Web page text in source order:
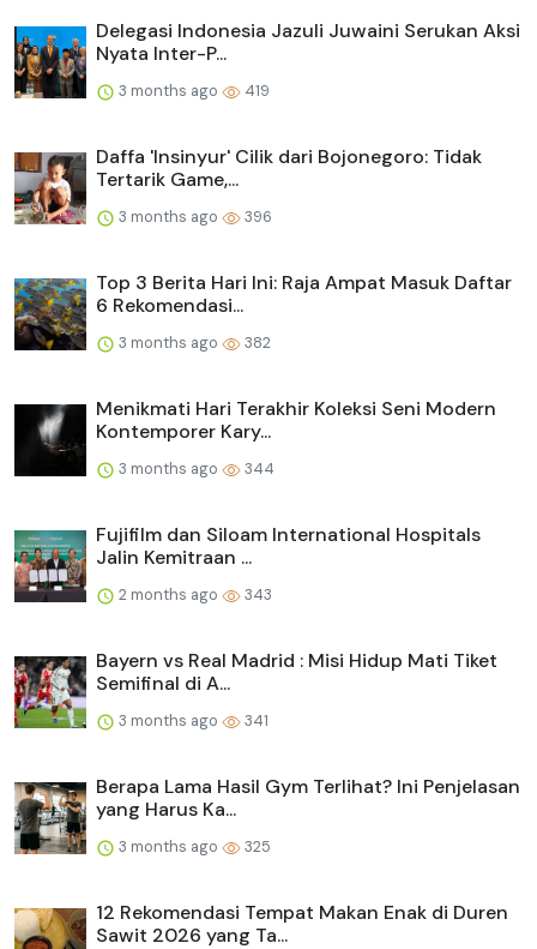
Delegasi Indonesia Jazuli Juwaini Serukan Aksi
Nyata Inter-P...
3 months ago 419
Daffa 'Insinyur' Cilik dari Bojonegoro: Tidak
Tertarik Game,...
3 months ago 396
Top 3 Berita Hari Ini: Raja Ampat Masuk Daftar
6 Rekomendasi...
3 months ago 382
Menikmati Hari Terakhir Koleksi Seni Modern
Kontemporer Kary...
3 months ago 344
Fujifilm dan Siloam International Hospitals
Jalin Kemitraan ...
2 months ago 343
Bayern vs Real Madrid : Misi Hidup Mati Tiket
Semifinal di A...
3 months ago 341
Berapa Lama Hasil Gym Terlihat? Ini Penjelasan
yang Harus Ka...
3 months ago 325
12 Rekomendasi Tempat Makan Enak di Duren
Sawit 2026 yang Ta...